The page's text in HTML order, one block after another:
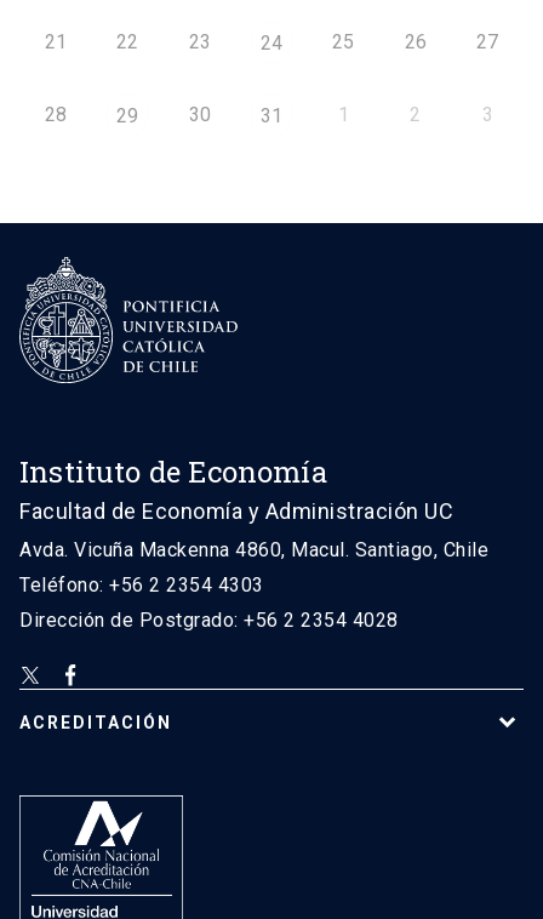
21 22 23 24 25 26 27
28 29 30 31 1 2 3
Instituto de Economía
Facultad de Economía y Administración UC
Avda. Vicuña Mackenna 4860, Macul. Santiago, Chile
Teléfono: +56 2 2354 4303
Dirección de Postgrado: +56 2 2354 4028
ACREDITACIÓN